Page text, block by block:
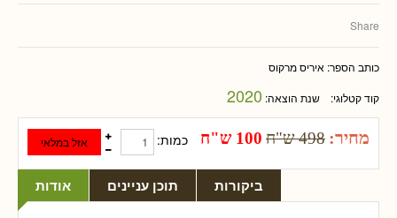
Share
כותב הספר: איריס מרקוס
קוד קטלוגי: שנת הוצאה: 2020
מחיר: 498 ש"ח 100 ש"ח כמות:
אודות תוכן עניינים ביקורות